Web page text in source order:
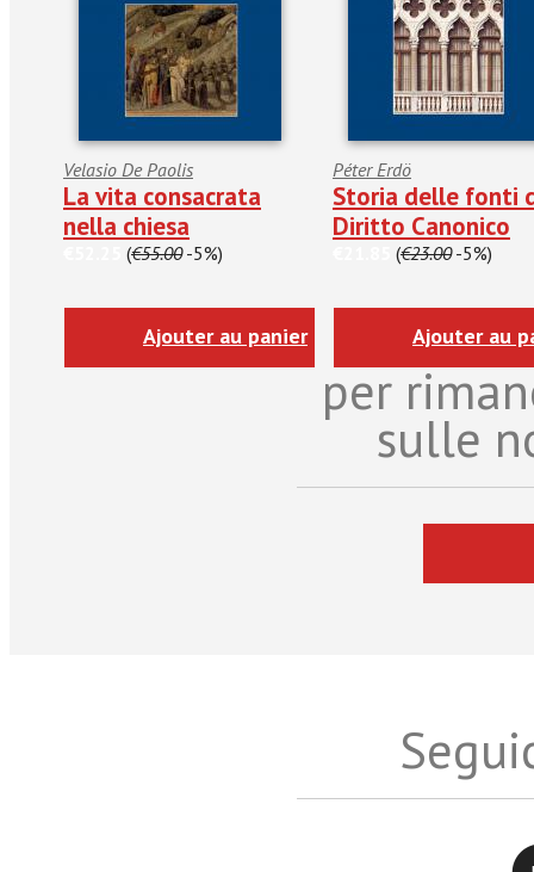
Velasio De Paolis
La vita consacrata
nella chiesa
(€55.00-5%)
Ajouter au panier
Péter Erdö
Storia delle fonti
Diritto Canonico
(€23.00-5%)
Ajouter au
per
sulle